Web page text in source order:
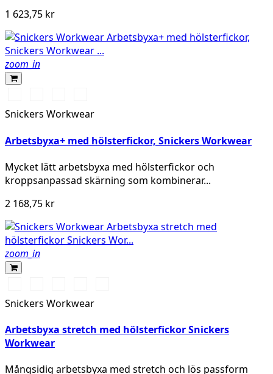
1 623,75 kr
zoom_in
Snickers Workwear
Arbetsbyxa+ med hölsterfickor, Snickers Workwear
Mycket lätt arbetsbyxa med hölsterfickor och
kroppsanpassad skärning som kombinerar...
2 168,75 kr
zoom_in
Snickers Workwear
Arbetsbyxa stretch med hölsterfickor Snickers
Workwear
Mångsidig arbetsbyxa med stretch och lös passform